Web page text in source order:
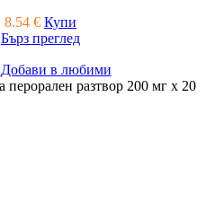
8.54 € Купи
Бърз преглед
Добави в любими